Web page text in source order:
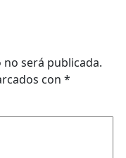
será publicada.
con *